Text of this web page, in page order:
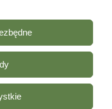
Bio| ul. lubelska 46 2/12,